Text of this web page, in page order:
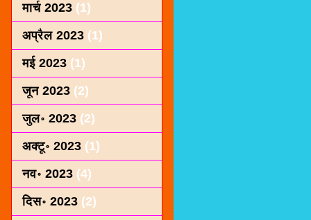
मार्च 2023 (1)
अप्रैल 2023 (1)
मई 2023 (1)
जून 2023 (2)
जुल॰ 2023 (2)
अक्टू॰ 2023 (1)
नव॰ 2023 (4)
दिस॰ 2023 (2)